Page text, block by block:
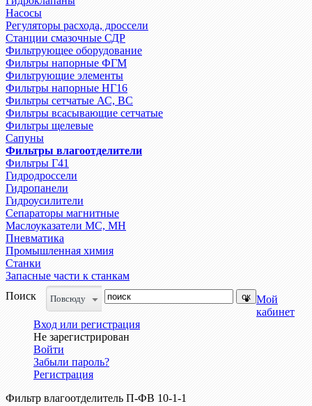
Насосы
Регуляторы расхода, дроссели
Станции смазочные СДР
Фильтрующее оборудование
Фильтры напорные ФГМ
Фильтрующие элементы
Фильтры напорные НГ16
Фильтры сетчатые АС, ВС
Фильтры всасывающие сетчатые
Фильтры щелевые
Сапуны
Фильтры влагоотделители
Фильтры Г41
Гидродроссели
Гидропанели
Гидроусилители
Сепараторы магнитные
Маслоуказатели МС, МН
Пневматика
Промышленная химия
Станки
Запасные части к станкам
Поиск
Повсюду
Мой
кабинет
Вход или регистрация
Не зарегистрирован
Войти
Забыли пароль?
Регистрация
Фильтр влагоотделитель П-ФВ 10-1-1